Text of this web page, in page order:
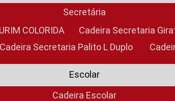
Secretária
COLORIDA
Cadeira Secretaria
Cadeira Secretaria Palito L Duplo
Escolar
Cadeira Escolar